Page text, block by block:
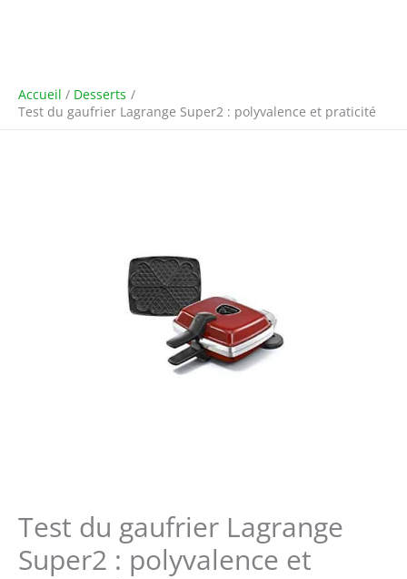
Accueil
Desserts
Test du gaufrier Lagrange Super2 : polyvalence et praticité
Test du gaufrier Lagrange
Super2 : polyvalence et